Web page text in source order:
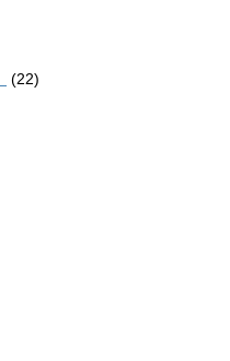
(22)